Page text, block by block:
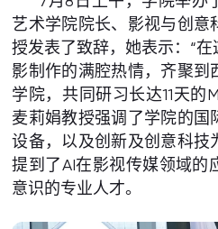
艺术学院院长、影视与创意
授发表了致辞，她表示：“
影制作的满腔热情，齐聚到
学院，共同研习长达11天的
麦莉娟教授强调了学院的国
设备，以及创新及创意科技
提到了AI在影视传媒领域的
意识的专业人才。